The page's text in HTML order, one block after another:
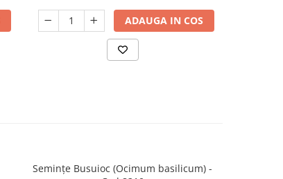
ADAUGA IN COS
Semințe Busuioc (Ocimum basilicum) -